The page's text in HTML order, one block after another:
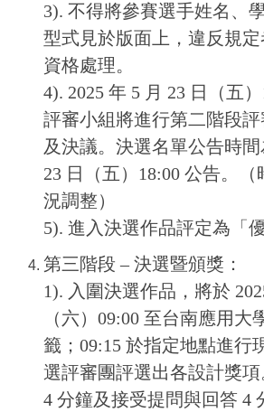
3). 不得將參賽選手姓名、
型式見於版面上，違反規
資格處理。
4). 2025 年 5 月 23 日（五
評審小組將進行第二階段評
及決議。決選名單公告時間
23 日（五）18:00 公告。
況調整）
5). 進入決選作品評定為「優
第三階段 – 決選暨頒獎：
1). 入圍決選作品，將於
（六）09:00 至台南應用大
籤；09:15 於指定地點進行
選評審團評選出各設計獎
4 分鐘及接受提問與回答 4